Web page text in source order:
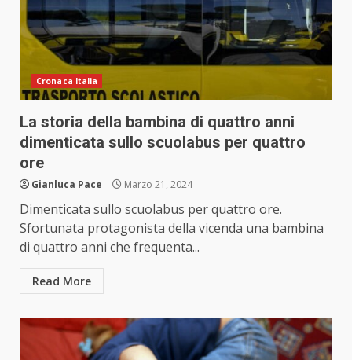
Cronaca Italia
La storia della bambina di quattro anni
dimenticata sullo scuolabus per quattro
ore
Gianluca Pace Marzo 21, 2024
Dimenticata sullo scuolabus per quattro ore.
Sfortunata protagonista della vicenda una bambina
di quattro anni che frequenta...
Read More